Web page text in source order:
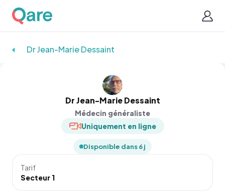
Dr Jean-Marie Dessaint
Dr Jean-Marie Dessaint
Médecin généraliste
Uniquement en ligne
Disponible dans 6 j
Tarif
Secteur 1